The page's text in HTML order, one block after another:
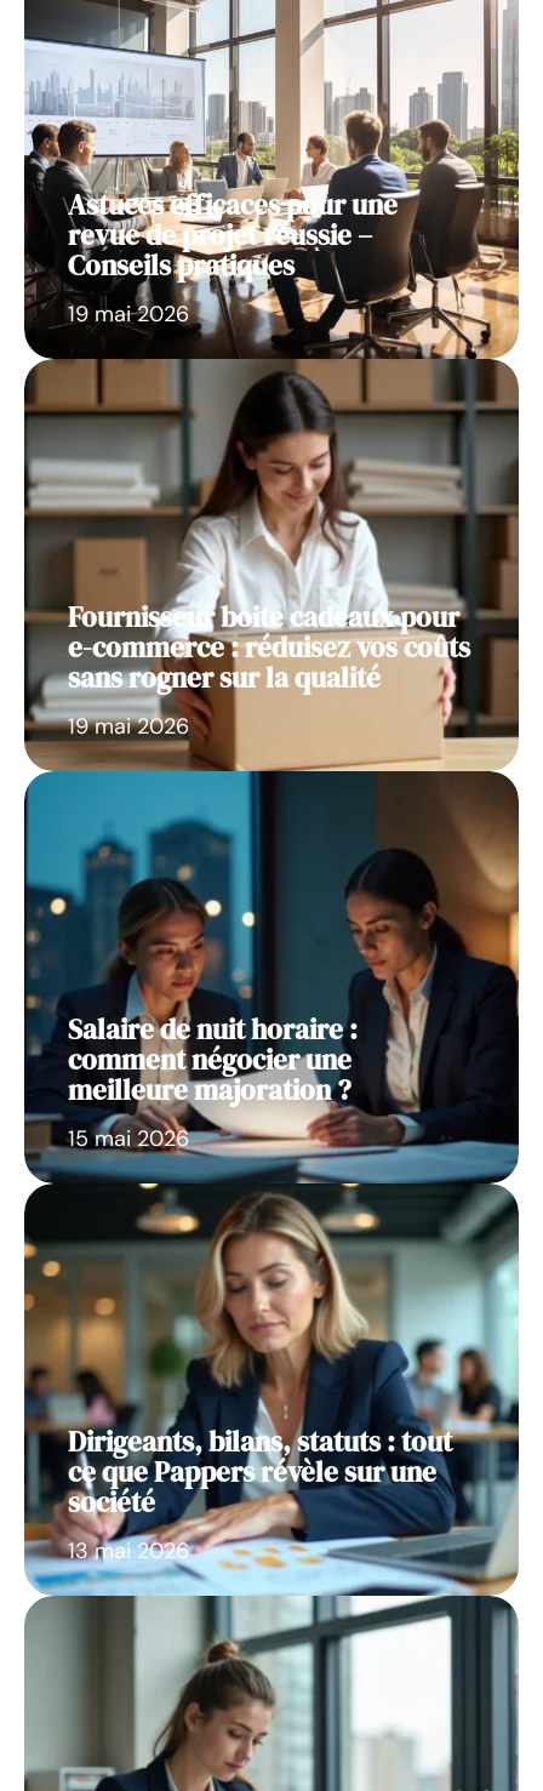
Astuces efficaces pour une
revue de projet réussie –
Conseils pratiques
19 mai 2026
Fournisseur boite cadeaux pour
e-commerce : réduisez vos coûts
sans rogner sur la qualité
19 mai 2026
Salaire de nuit horaire :
comment négocier une
meilleure majoration ?
15 mai 2026
Dirigeants, bilans, statuts : tout
ce que Pappers révèle sur une
société
13 mai 2026